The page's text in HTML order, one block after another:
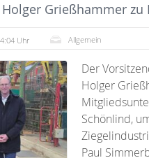
Grießhammer
Uhr Allgemein
Der
Holger
Schönlind,
Paul